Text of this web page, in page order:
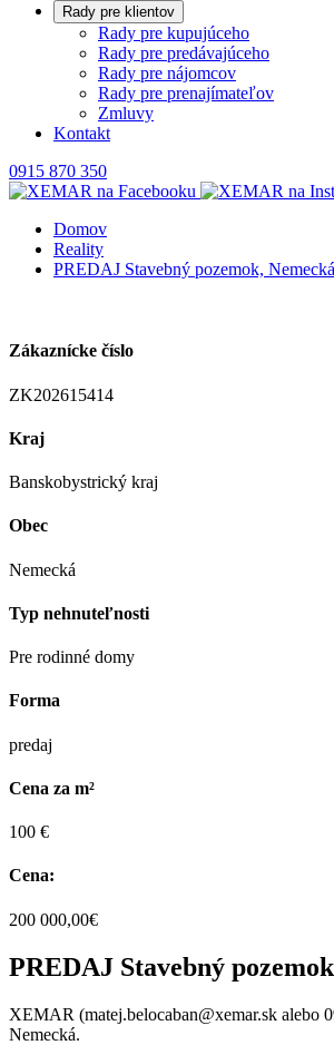
Rady pre klientov
Rady pre kupujúceho
Rady pre predávajúceho
Rady pre nájomcov
Rady pre prenajímateľov
Zmluvy
Kontakt
0915 870 350
Domov
Reality
PREDAJ Stavebný pozemok,
Zákaznícke číslo
ZK202615414
Kraj
Banskobystrický kraj
Obec
Nemecká
Typ nehnuteľnosti
Pre rodinné domy
Forma
predaj
Cena za m²
100 €
Cena:
200 000,00€
PREDAJ Stavebný
XEMAR (matej.belocaban@xemar.sk alebo
Nemecká.